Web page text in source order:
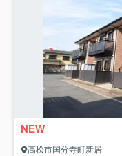
NEW
高松市国分寺町新居